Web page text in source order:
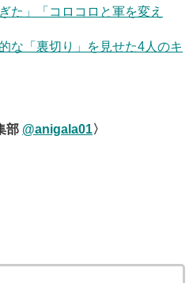
た」「コロコロと軍を変え
「裏切り」を見せた4人のキ
部 @anigala01 〉